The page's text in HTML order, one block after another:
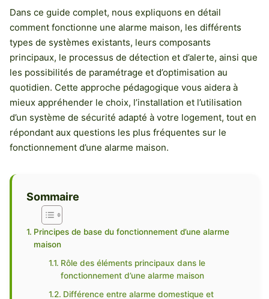
Dans ce guide complet, nous expliquons en détail
comment fonctionne une alarme maison, les différents
types de systèmes existants, leurs composants
principaux, le processus de détection et d’alerte, ainsi que
les possibilités de paramétrage et d’optimisation au
quotidien. Cette approche pédagogique vous aidera à
mieux appréhender le choix, l’installation et l’utilisation
d’un système de sécurité adapté à votre logement, tout en
répondant aux questions les plus fréquentes sur le
fonctionnement d’une alarme maison.
Sommaire
Principes de base du fonctionnement d’une alarme
maison
Rôle des éléments principaux dans le
fonctionnement d’une alarme maison
Différence entre alarme domestique et